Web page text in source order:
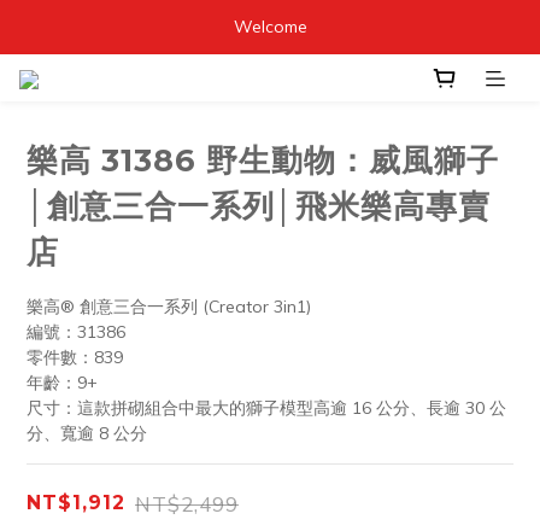
Welcome
樂高 31386 野生動物：威風獅子
│創意三合一系列│飛米樂高專賣
店
樂高® 創意三合一系列 (Creator 3in1)
編號：31386
零件數：839
年齡：9+
尺寸：這款拼砌組合中最大的獅子模型高逾 16 公分、長逾 30 公
分、寬逾 8 公分
NT$1,912 NT$2,499